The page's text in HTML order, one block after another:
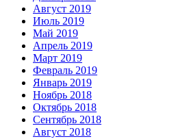
Август 2019
Июль 2019
Май 2019
Апрель 2019
Март 2019
Февраль 2019
Январь 2019
Ноябрь 2018
Октябрь 2018
Сентябрь 2018
Август 2018